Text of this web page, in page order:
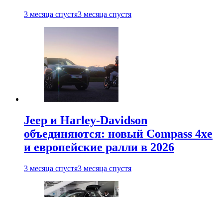
3 месяца спустя3 месяца спустя
Jeep и Harley-Davidson
объединяются: новый Compass 4xe
и европейские ралли в 2026
3 месяца спустя3 месяца спустя